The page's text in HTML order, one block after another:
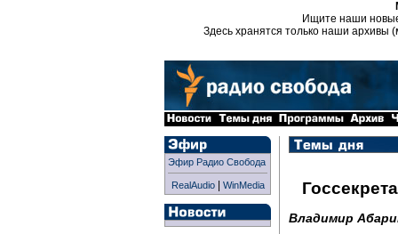
Ищите наши
Здесь хранятся только наши архивы
Эфир Радио Свобода
RealAudio| WinMedia
Владимир